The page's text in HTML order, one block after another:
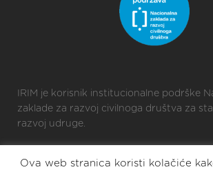
IRIM je korisnik institucionalne podrške
zaklade za razvoj civilnoga društva za
razvoj udruge.
Ova web stranica koristi kolačiće